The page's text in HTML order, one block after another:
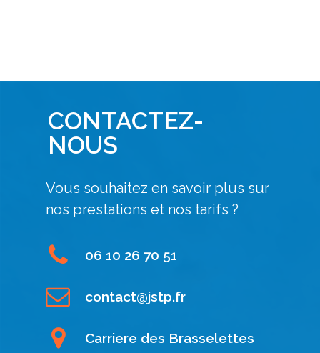
CONTACTEZ-
NOUS
Vous souhaitez en savoir plus sur
nos prestations et nos tarifs ?
06 10 26 70 51
contact@jstp.fr
Carriere des Brasselettes